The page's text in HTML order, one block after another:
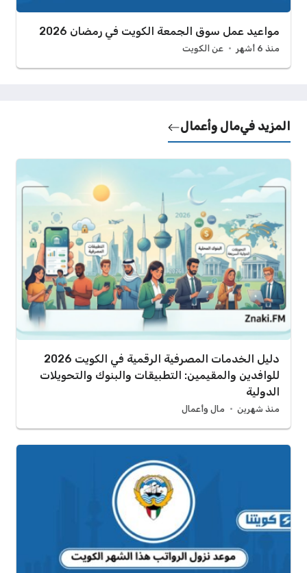
مواعيد عمل سوق الجمعة الكويت في رمضان 2026
منذ 6 أشهر عن الكويت
المزيد فيمال وأعمال
دليل الخدمات المصرفية الرقمية في الكويت 2026
للوافدين والمقيمين: التطبيقات والبنوك والتحويلات
الدولية
منذ شهرين مال وأعمال